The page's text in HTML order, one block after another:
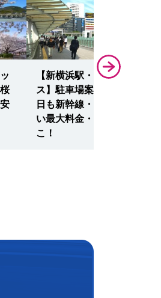
【新横浜駅・新横浜プリン
ス】駐車場案内の決定版！土
日も新幹線・48時間以上に
い最大料金・予約・無料はこ
こ！